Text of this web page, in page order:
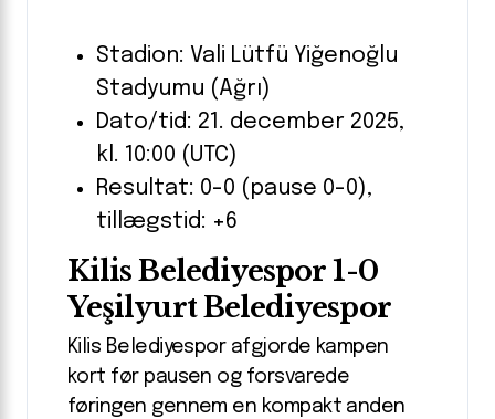
Stadion: Vali Lütfü Yiğenoğlu
Stadyumu (Ağrı)
Dato/tid: 21. december 2025,
kl. 10:00 (UTC)
Resultat: 0-0 (pause 0-0),
tillægstid: +6
Kilis Belediyespor 1-0
Yeşilyurt Belediyespor
Kilis Belediyespor afgjorde kampen
kort før pausen og forsvarede
føringen gennem en kompakt anden